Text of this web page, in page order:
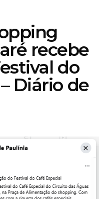
recebe
do
Diário de